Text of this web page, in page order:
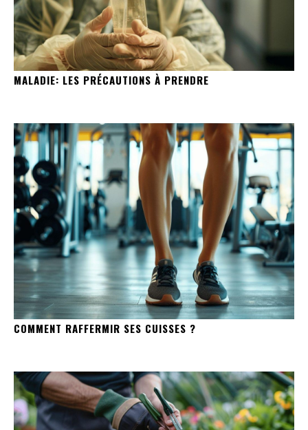
MALADIE: LES PRÉCAUTIONS À PRENDRE
COMMENT RAFFERMIR SES CUISSES ?